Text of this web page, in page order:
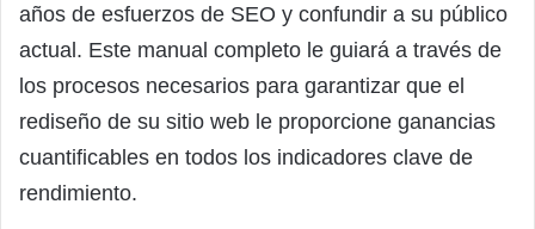
años de esfuerzos de SEO y confundir a su público
actual. Este manual completo le guiará a través de
los procesos necesarios para garantizar que el
rediseño de su sitio web le proporcione ganancias
cuantificables en todos los indicadores clave de
rendimiento.